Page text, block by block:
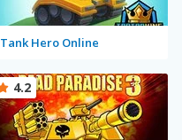
Tank Hero Online
4.2